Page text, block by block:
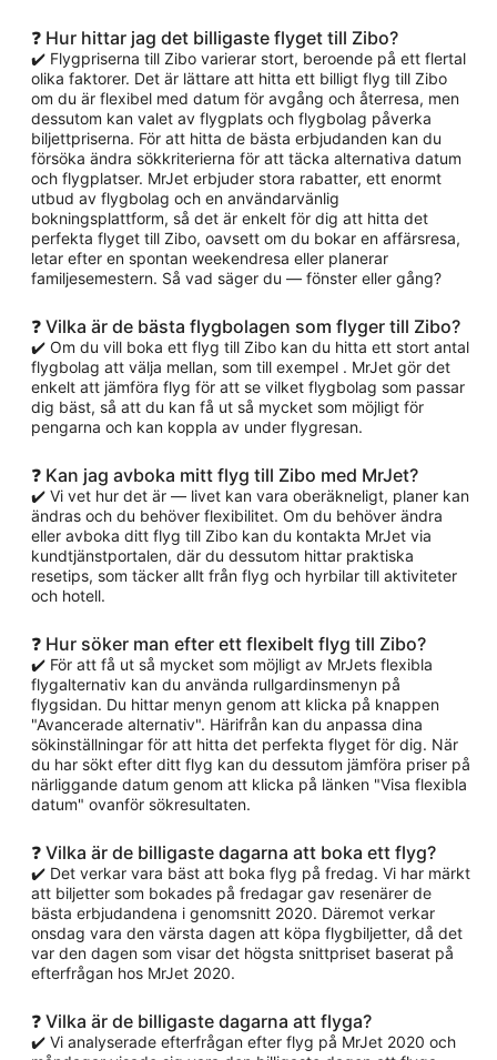
❓ Hur hittar jag det billigaste flyget till Zibo?
✔️ Flygpriserna till Zibo varierar stort, beroende på ett flertal
olika faktorer. Det är lättare att hitta ett billigt flyg till Zibo
om du är flexibel med datum för avgång och återresa, men
dessutom kan valet av flygplats och flygbolag påverka
biljettpriserna. För att hitta de bästa erbjudanden kan du
försöka ändra sökkriterierna för att täcka alternativa datum
och flygplatser. MrJet erbjuder stora rabatter, ett enormt
utbud av flygbolag och en användarvänlig
bokningsplattform, så det är enkelt för dig att hitta det
perfekta flyget till Zibo, oavsett om du bokar en affärsresa,
letar efter en spontan weekendresa eller planerar
familjesemestern. Så vad säger du — fönster eller gång?
❓ Vilka är de bästa flygbolagen som flyger till Zibo?
✔️ Om du vill boka ett flyg till Zibo kan du hitta ett stort antal
flygbolag att välja mellan, som till exempel . MrJet gör det
enkelt att jämföra flyg för att se vilket flygbolag som passar
dig bäst, så att du kan få ut så mycket som möjligt för
pengarna och kan koppla av under flygresan.
❓ Kan jag avboka mitt flyg till Zibo med MrJet?
✔️ Vi vet hur det är — livet kan vara oberäkneligt, planer kan
ändras och du behöver flexibilitet. Om du behöver ändra
eller avboka ditt flyg till Zibo kan du kontakta MrJet via
kundtjänstportalen, där du dessutom hittar praktiska
resetips, som täcker allt från flyg och hyrbilar till aktiviteter
och hotell.
❓ Hur söker man efter ett flexibelt flyg till Zibo?
✔️ För att få ut så mycket som möjligt av MrJets flexibla
flygalternativ kan du använda rullgardinsmenyn på
flygsidan. Du hittar menyn genom att klicka på knappen
"Avancerade alternativ". Härifrån kan du anpassa dina
sökinställningar för att hitta det perfekta flyget för dig. När
du har sökt efter ditt flyg kan du dessutom jämföra priser på
närliggande datum genom att klicka på länken "Visa flexibla
datum" ovanför sökresultaten.
❓ Vilka är de billigaste dagarna att boka ett flyg?
✔️ Det verkar vara bäst att boka flyg på fredag. Vi har märkt
att biljetter som bokades på fredagar gav resenärer de
bästa erbjudandena i genomsnitt 2020. Däremot verkar
onsdag vara den värsta dagen att köpa flygbiljetter, då det
var den dagen som visar det högsta snittpriset baserat på
efterfrågan hos MrJet 2020.
❓ Vilka är de billigaste dagarna att flyga?
✔️ Vi analyserade efterfrågan efter flyg på MrJet 2020 och